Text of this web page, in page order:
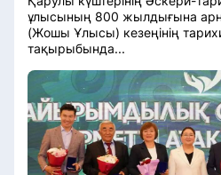
ұлысының 800 жылдығына
(Жошы Ұлысы) кезеңінің
тақырыбында...